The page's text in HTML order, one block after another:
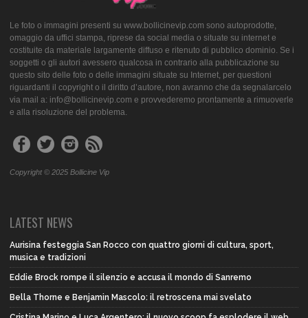
Le foto o immagini presenti su www.bollicinevip.com sono autoprodotte,
omaggio da uffici stampa, riprese da social media o situate su internet e
costituite da materiale largamente diffuso e ritenuto di pubblico dominio. Se i
soggetti o gli autori avessero qualcosa in contrario alla pubblicazione su
questo sito delle foto o delle immagini situate su Internet, per questioni
riguardanti il copyright o il diritto d’autore, non avranno che da segnalarcelo
via mail a: info@bollicinevip.com e provvederemo prontamente a rimuoverle
e alla risoluzione del problema.
Copyright © 2025 Bollicine Vip
LATEST NEWS
Aurisina festeggia San Rocco con quattro giorni di cultura, sport,
musica e tradizioni
Eddie Brock rompe il silenzio e accusa il mondo di Sanremo
Bella Thorne e Benjamin Mascolo: il retroscena mai svelato